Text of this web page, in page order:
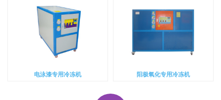
电泳漆专用冷冻机 阳极氧化专用冷冻机